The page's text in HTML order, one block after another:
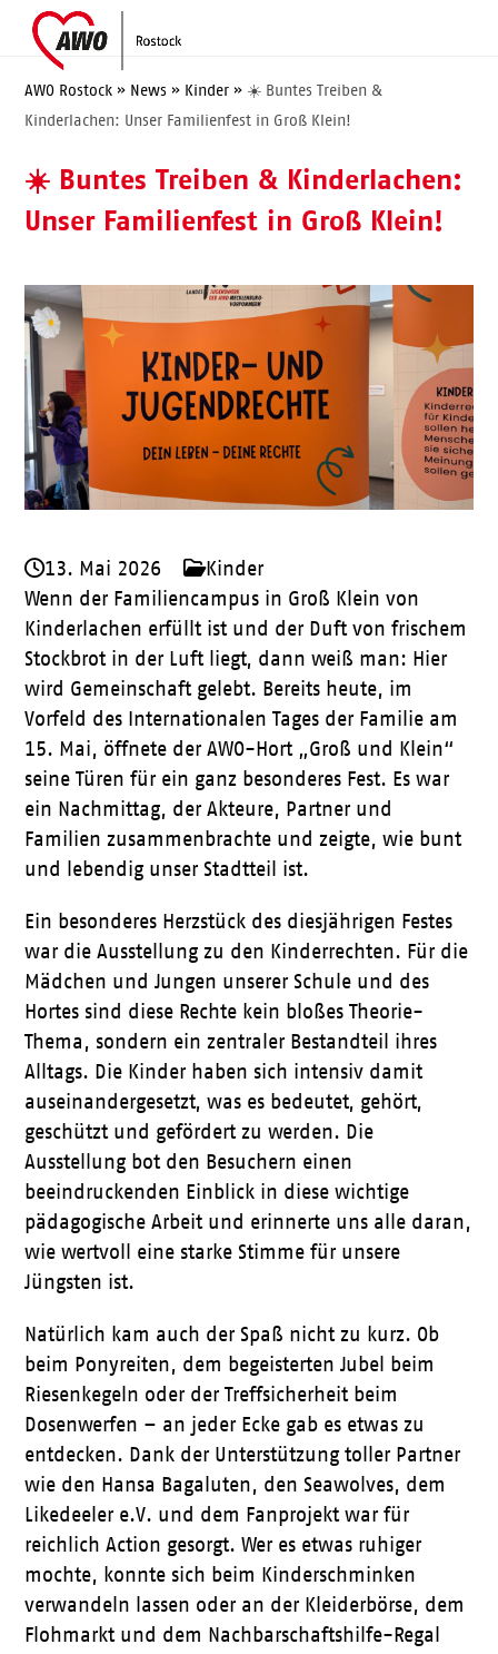
content
Open
mobile
menu
Close
mobile
menu
AWO Rostock » News » Kinder » ☀️ Buntes Treiben &
Kinderlachen: Unser Familienfest in Groß Klein!
☀️ Buntes Treiben & Kinderlachen:
Unser Familienfest in Groß Klein!
13. Mai 2026
Kinder
Wenn der Familiencampus in Groß Klein von
Kinderlachen erfüllt ist und der Duft von frischem
Stockbrot in der Luft liegt, dann weiß man: Hier
wird Gemeinschaft gelebt. Bereits heute, im
Vorfeld des Internationalen Tages der Familie am
15. Mai, öffnete der AWO-Hort „Groß und Klein“
seine Türen für ein ganz besonderes Fest. Es war
ein Nachmittag, der Akteure, Partner und
Familien zusammenbrachte und zeigte, wie bunt
und lebendig unser Stadtteil ist.
Ein besonderes Herzstück des diesjährigen Festes
war die Ausstellung zu den Kinderrechten. Für die
Mädchen und Jungen unserer Schule und des
Hortes sind diese Rechte kein bloßes Theorie-
Thema, sondern ein zentraler Bestandteil ihres
Alltags. Die Kinder haben sich intensiv damit
auseinandergesetzt, was es bedeutet, gehört,
geschützt und gefördert zu werden. Die
Ausstellung bot den Besuchern einen
beeindruckenden Einblick in diese wichtige
pädagogische Arbeit und erinnerte uns alle daran,
wie wertvoll eine starke Stimme für unsere
Jüngsten ist.
Natürlich kam auch der Spaß nicht zu kurz. Ob
beim Ponyreiten, dem begeisterten Jubel beim
Riesenkegeln oder der Treffsicherheit beim
Dosenwerfen – an jeder Ecke gab es etwas zu
entdecken. Dank der Unterstützung toller Partner
wie den Hansa Bagaluten, den Seawolves, dem
Likedeeler e.V. und dem Fanprojekt war für
reichlich Action gesorgt. Wer es etwas ruhiger
mochte, konnte sich beim Kinderschminken
verwandeln lassen oder an der Kleiderbörse, dem
Flohmarkt und dem Nachbarschaftshilfe-Regal